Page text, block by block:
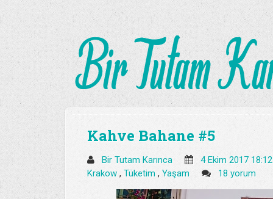
Kahve Bahane #5
Bir Tutam Karınca 4 Ekim 2017 18:12
Krakow , Tüketim , Yaşam 18 yorum